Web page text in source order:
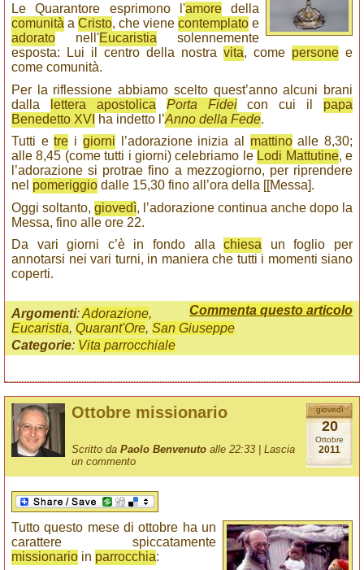
Le Quarantore esprimono l'amoredella
comunità a Cristo, che viene contemplato e
adorato nell'Eucaristia solennemente
esposta: Lui il centro della nostra vita, come persone e
come comunità.
Per la riflessione abbiamo scelto quest’anno alcuni brani
dalla
lettera apostolica Porta Fideicon cui il papa
Benedetto XVI ha indetto l’Anno della Fede.
Tutti etre i giorni l’adorazione inizia al mattinoalle 8,30;
alle 8,45 (come tutti i giorni) celebriamo le Lodi Mattutine, e
l’adorazione si protrae fino a mezzogiorno, per riprendere
nel pomeriggio dalle 15,30 fino all’ora della [[Messa].
Oggi soltanto, giovedì, l’adorazione continua anche dopo la
Messa, fino alle ore 22.
Da vari giorni c’è in fondo allachiesa un foglio per
annotarsi nei vari turni, in maniera che tutti i momenti siano
coperti.
Commenta questo articolo
Argomenti:Adorazione,
Eucaristia, Quarant'Ore, San Giuseppe
Categorie: Vita parrocchiale
giovedì
20
Ottobre
2011
Ottobre missionario
Scritto da Paolo Benvenuto alle 22:33 | Lascia
un commento
Tutto questo mese di ottobre ha un
carattere spiccatamente
missionario in parrocchia: